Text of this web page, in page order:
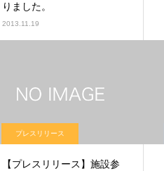
りました。
2013.11.19
プレスリリース
【プレスリリース】施設参